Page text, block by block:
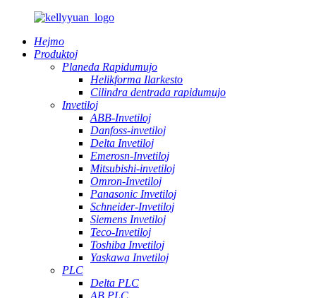
Hejmo
Produktoj
Planeda Rapidumujo
Helikforma Ilarkesto
Cilindra dentrada rapidumujo
Invetiloj
ABB-Invetiloj
Danfoss-invetiloj
Delta Invetiloj
Emerosn-Invetiloj
Mitsubishi-invetiloj
Omron-Invetiloj
Panasonic Invetiloj
Schneider-Invetiloj
Siemens Invetiloj
Teco-Invetiloj
Toshiba Invetiloj
Yaskawa Invetiloj
PLC
Delta PLC
AB PLC